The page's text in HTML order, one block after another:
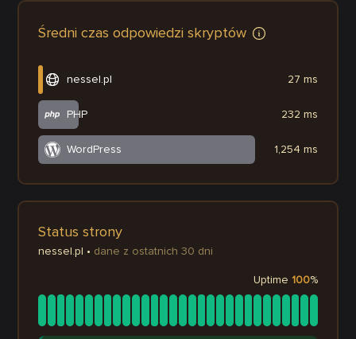
Średni czas odpowiedzi skryptów
nessel.pl
PHP
WordPress
27 ms
232 ms
1,254 ms
Status strony
nessel.pl • dane z ostatnich 30 dni
Uptime 100%